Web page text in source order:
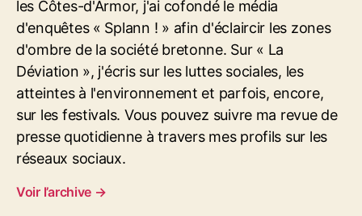
les Côtes-d'Armor, j'ai cofondé le média
d'enquêtes « Splann ! » afin d'éclaircir les zones
d'ombre de la société bretonne. Sur « La
Déviation », j'écris sur les luttes sociales, les
atteintes à l'environnement et parfois, encore,
sur les festivals. Vous pouvez suivre ma revue de
presse quotidienne à travers mes profils sur les
réseaux sociaux.
Voir l’archive →